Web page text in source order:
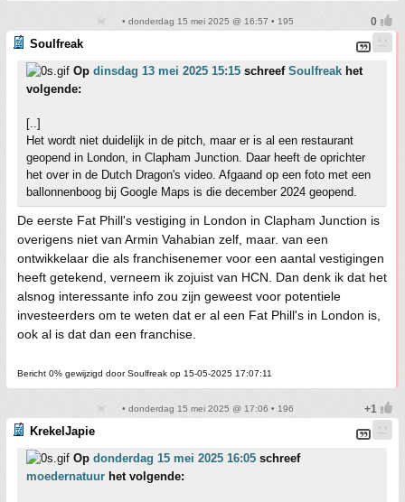
• donderdag 15 mei 2025 @ 16:57 • 195
Soulfreak
Op dinsdag 13 mei 2025 15:15 schreef Soulfreak het
volgende:
[..]
Het wordt niet duidelijk in de pitch, maar er is al een restaurant
geopend in London, in Clapham Junction. Daar heeft de oprichter
het over in de Dutch Dragon's video. Afgaand op een foto met een
ballonnenboog bij Google Maps is die december 2024 geopend.
De eerste Fat Phill's vestiging in London in Clapham Junction is
overigens niet van Armin Vahabian zelf, maar. van een
ontwikkelaar die als franchisenemer voor een aantal vestigingen
heeft getekend, verneem ik zojuist van HCN. Dan denk ik dat het
alsnog interessante info zou zijn geweest voor potentiele
investeerders om te weten dat er al een Fat Phill's in London is,
ook al is dat dan een franchise.
Bericht 0% gewijzigd door Soulfreak op 15-05-2025 17:07:11
• donderdag 15 mei 2025 @ 17:06 • 196
KrekelJapie
Op donderdag 15 mei 2025 16:05 schreef
moedernatuur het volgende: